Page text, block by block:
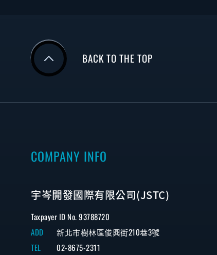
BACK TO THE TOP
COMPANY INFO
宇岑開發國際有限公司(JSTC)
Taxpayer ID No. 93788720
ADD
新北市樹林區俊興街210巷3號
TEL
02-8675-2311